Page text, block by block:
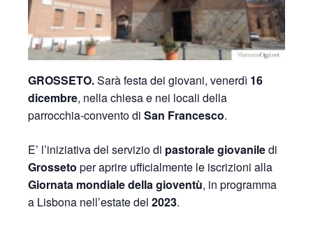
GROSSETO.Sarà festa dei giovani, venerdì 16
dicembre, nella chiesa e nei locali della
parrocchia-convento di San Francesco.
E’ l’iniziativa del servizio di pastorale giovaniledi
Grosseto per aprire ufficialmente le iscrizioni alla
Giornata mondiale della gioventù, in programma
a Lisbona nell’estate del 2023.